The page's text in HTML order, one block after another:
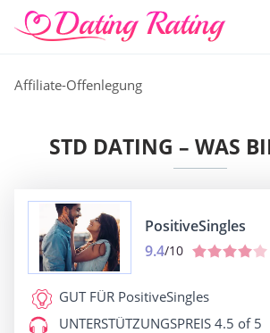
Affiliate-Offenlegung
STD DATING – WAS
PositiveSingles
9.4/10
GUT FÜR PositiveSingles
UNTERSTÜTZUNGSPREIS 4.5 of 5